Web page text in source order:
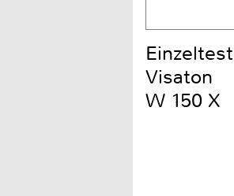
Einzeltest
Visaton
W 150 X